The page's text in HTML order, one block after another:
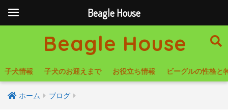
Beagle House
子犬情報 子犬のお迎えまで お役立ち情報 ビーグルの性格と
ホーム ブログ
Beagle House